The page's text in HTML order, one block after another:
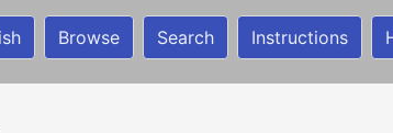
Browse Search Instructions